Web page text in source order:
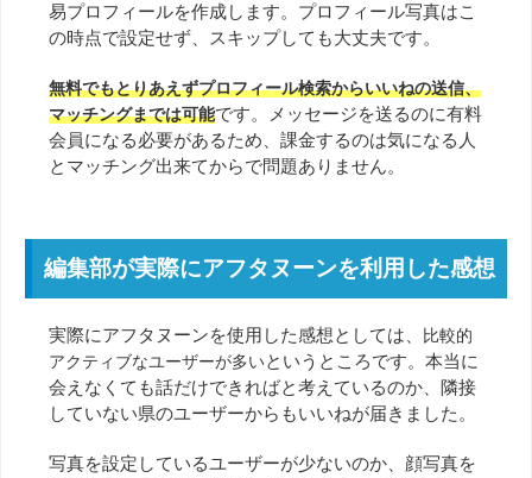
易プロフィールを作成します。プロフィール写真はこ
の時点で設定せず、スキップしても大丈夫です。
無料でもとりあえずプロフィール検索からいいねの送信、
マッチングまでは可能です。メッセージを送るのに有料
会員になる必要があるため、課金するのは気になる人
とマッチング出来てからで問題ありません。
編集部が実際にアフタヌーンを利用した感想
実際にアフタヌーンを使用した感想としては、
比較的
アクティブなユーザーが多いというところです。本当に
会えなくても話だけできればと考えているのか、隣接
していない県のユーザーからもいいねが届きました。
写真を設定しているユーザーが少ないのか、顔写真を